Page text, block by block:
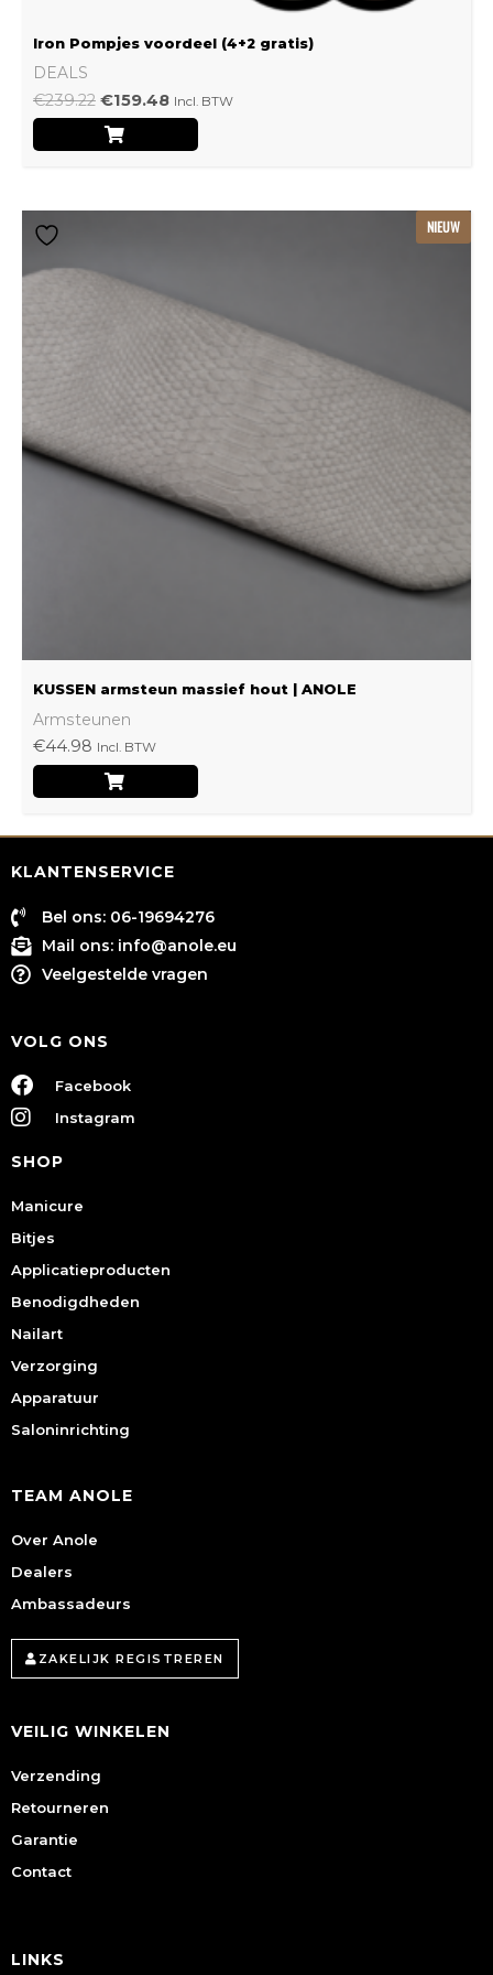
Iron Pompjes voordeel (4+2 gratis)
DEALS
€239.22 €159.48 Incl. BTW
NIEUW
KUSSEN armsteun massief hout | ANOLE
Armsteunen
€44.98 Incl. BTW
meerdere
variaties.
gekozen
worden
KLANTENSERVICE
Bel ons: 06-19694276
Mail ons: info@anole.eu
Veelgestelde vragen
VOLG ONS
Facebook
Instagram
SHOP
Manicure
Bitjes
Applicatieproducten
Benodigdheden
Nailart
Verzorging
Apparatuur
Saloninrichting
TEAM ANOLE
Over Anole
Dealers
Ambassadeurs
ZAKELIJK REGISTREREN
VEILIG WINKELEN
Verzending
Retourneren
Garantie
Contact
LINKS